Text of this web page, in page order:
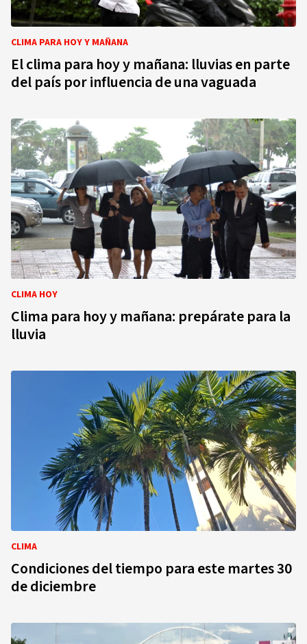
CLIMA PARA HOY Y MAÑANA
El clima para hoy y mañana: lluvias en parte
del país por influencia de una vaguada
CLIMA HOY
Clima para hoy y mañana: prepárate para la
lluvia
CLIMA
Condiciones del tiempo para este martes 30
de diciembre